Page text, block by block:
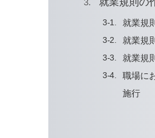
就業規
就業規
就業規
職場に
施行